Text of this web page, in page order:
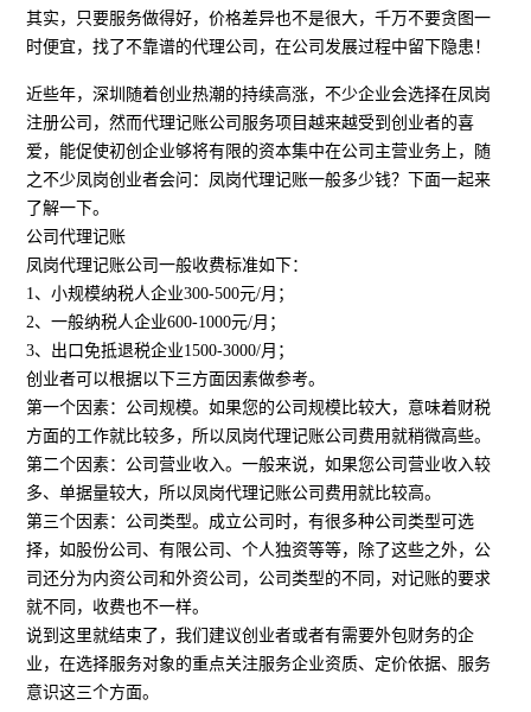
其实，只要服务做得好，价格差异也不是很大，千万不要贪图一
时便宜，找了不靠谱的代理公司，在公司发展过程中留下隐患！
近些年，深圳随着创业热潮的持续高涨，不少企业会选择在凤岗
注册公司，然而代理记账公司服务项目越来越受到创业者的喜
爱，能促使初创企业够将有限的资本集中在公司主营业务上，随
之不少凤岗创业者会问：凤岗代理记账一般多少钱？下面一起来
了解一下。
公司代理记账
凤岗代理记账公司一般收费标准如下：
1、小规模纳税人企业300-500元/月；
2、一般纳税人企业600-1000元/月；
3、出口免抵退税企业1500-3000/月；
创业者可以根据以下三方面因素做参考。
第一个因素：公司规模。如果您的公司规模比较大，意味着财税
方面的工作就比较多，所以凤岗代理记账公司费用就稍微高些。
第二个因素：公司营业收入。一般来说，如果您公司营业收入较
多、单据量较大，所以凤岗代理记账公司费用就比较高。
第三个因素：公司类型。成立公司时，有很多种公司类型可选
择，如股份公司、有限公司、个人独资等等，除了这些之外，公
司还分为内资公司和外资公司，公司类型的不同，对记账的要求
就不同，收费也不一样。
说到这里就结束了，我们建议创业者或者有需要外包财务的企
业，在选择服务对象的重点关注服务企业资质、定价依据、服务
意识这三个方面。